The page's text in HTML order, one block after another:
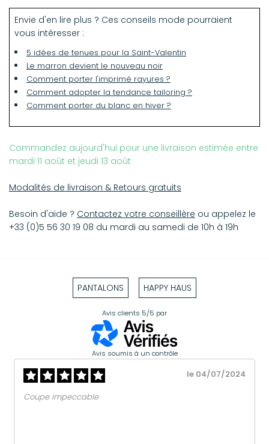
Lavage en machine à 30°C avec des couleurs
similaires
Pas de séchage en machine
Ne pas javelliser
Repassage à 110°C max
Remettre en forme après lavage
Ce pantalon taille grand, nous vous conseillons de
prendre une taille en dessous de votre taille habituelle.
Pour une effet taille basse, prenez une taille au dessus.
Envie d'en lire plus ? Ces conseils mode pourraient
vous intéresser :
5 idées de tenues pour la Saint-Valentin
Le marron devient le nouveau noir
Comment porter l'imprimé rayures ?
Comment adopter la tendance tailoring ?
Comment porter du blanc en hiver ?
Commandez aujourd'hui pour une livraison estimée entre
mardi 11 août et jeudi 13 août
Modalités de livraison & Retours gratuits
Besoin d'aide ? Contactez votre conseillère ou appelez le
+33 (0)5 56 30 19 08 du mardi au samedi de 10h à 19h
PANTALONS HAPPY HAUS
Avis clients 5/5 par
Avis soumis à un contrôle
le 04/07/2024
Coupe impeccable